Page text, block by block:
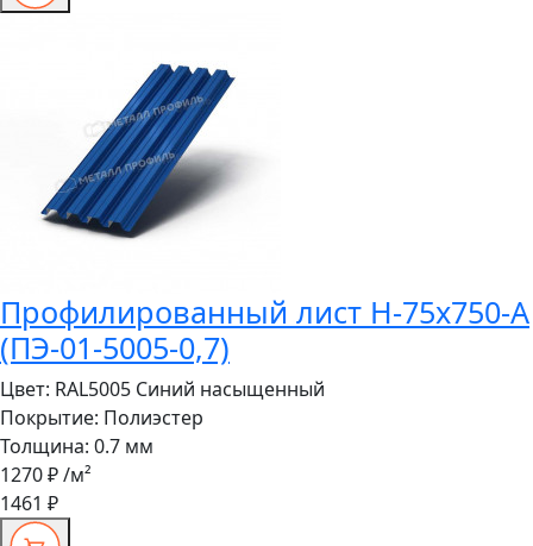
Профилированный лист Н-75x750-A
(ПЭ-01-5005-0,7)
Цвет: RAL5005 Синий насыщенный
Покрытие: Полиэстер
Толщина: 0.7 мм
1270 ₽/м²
1461 ₽